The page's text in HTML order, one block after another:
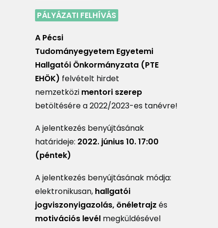
PÁLYÁZATI FELHÍVÁS
A Pécsi
Tudományegyetem Egyetemi
Hallgatói Önkormányzata (PTE
EHÖK) felvételt hirdet
nemzetközi mentori szerep
betöltésére a 2022/2023-es tanévre!
A jelentkezés benyújtásának
határideje: 2022. június 10. 17:00
(péntek)
A jelentkezés benyújtásának módja:
elektronikusan, hallgatói
jogviszonyigazolás, önéletrajz és
motivációs levél megküldésével